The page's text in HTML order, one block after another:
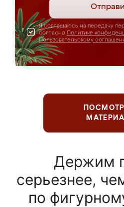
Я соглашаюсь на передачу
согласно Политике
Пользовательскому
Держим
серьезнее,
по